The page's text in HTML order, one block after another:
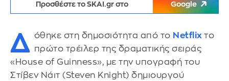
Προσθέστε το SKAI.gr στο Google
Δ όθηκε στη δημοσιότητα από το Netflix το
πρώτο τρέιλερ της δραματικής σειράς
«House of Guinness», με την υπογραφή του
Στίβεν Νάιτ (Steven Knight) δημιουργού